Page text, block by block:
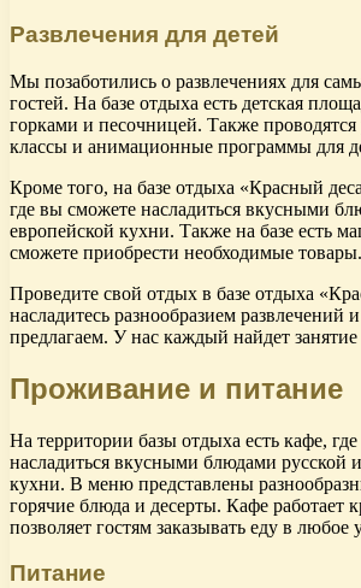
Развлечения для детей
Мы позаботились о развлечениях для
гостей. На базе отдыха есть детская
горками и песочницей. Также проводятся
классы и анимационные программы для
Кроме того, на базе отдыха «Красный
где вы сможете насладиться вкусными
европейской кухни. Также на базе есть
сможете приобрести необходимые товары.
Проведите свой отдых в базе отдыха
насладитесь разнообразием развлечений
предлагаем. У нас каждый найдет
Проживание и питание
На территории базы отдыха есть кафе,
насладиться вкусными блюдами русской
кухни. В меню представлены
горячие блюда и десерты. Кафе работает
позволяет гостям заказывать еду в любое
Питание